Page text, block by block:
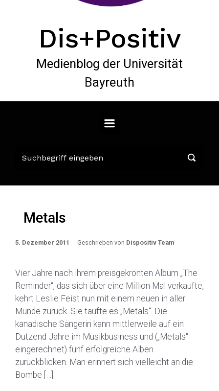
Dis+Positiv
Medienblog der Universität
Bayreuth
Metals
5. Dezember 2011 Geschrieben von Dispositiv Team
Vier Jahre nach ihrem preisgekrönten Album „The
Reminder“, das sich über eine Million Mal verkaufte,
kehrt Leslie Feist nun mit einem neuen in aller
Munde zurück. Sie taufte es „Metals“. Die
kanadische Sängerin kann mittlerweile auf ein
Dutzend Jahre im Musikbusiness und („Metals“
eingerechnet) fünf erfolgreiche Alben
zurückblicken. Man erinnert sich vielleicht an die
Bombe […]